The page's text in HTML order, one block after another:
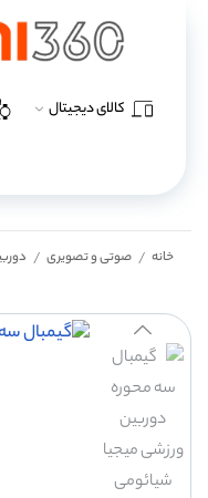
کالای دیجیتال
خانه / صوتی و تصویری /